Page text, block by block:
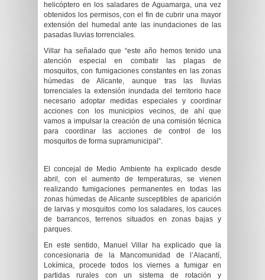
helicóptero en los saladares de Aguamarga, una vez
obtenidos los permisos, con el fin de cubrir una mayor
extensión del humedal ante las inundaciones de las
pasadas lluvias torrenciales.
Villar ha señalado que “este añohemos tenido una
atención especial en combatir las plagas de
mosquitos, con fumigaciones constantes en las zonas
húmedas de Alicante, aunque tras las lluvias
torrenciales la extensión inundada del territorio hace
necesario adoptar medidas especiales y coordinar
acciones con los municipios vecinos, de ahí que
vamos a impulsar la creación de una comisión técnica
para coordinar las acciones de control de los
mosquitos de forma supramunicipal ”.
El concejal de Medio Ambiente ha explicado desde
abril, con el aumento de temperaturas, se vienen
realizando fumigaciones permanentes en todas las
zonas húmedas de Alicantesusceptibles de aparición
de larvas y mosquitos como los saladares, loscauces
de barrancos, terrenos situados en zonas bajas y
parques.
En este sentido, Manuel Villar ha explicado que la
concesionaria de la Mancomunidad de l’Alacantí,
Lokímica, procede todos los viernesa fumigar en
partidas rurales con un sistema de rotación y